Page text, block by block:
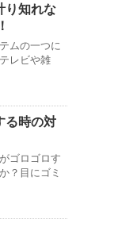
り知れな
ムの一つに
レビや雑
る時の対
ゴロゴロす
？目にゴミ